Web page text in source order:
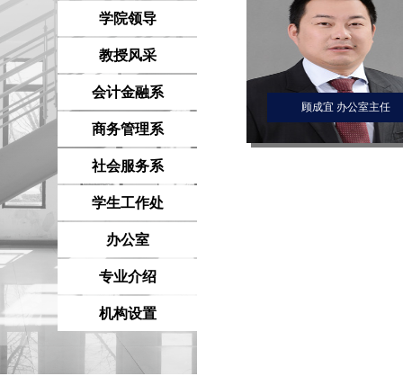
学院领导
教授风采
会计金融系
商务管理系
社会服务系
学生工作处
办公室
专业介绍
机构设置
顾成宜 办公室主任